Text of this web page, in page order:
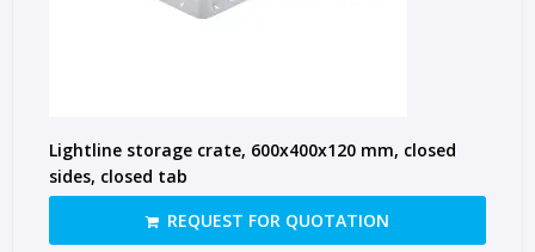
Lightline storage crate, 600x400x120 mm, closed
sides, closed tab
REQUEST FOR QUOTATION